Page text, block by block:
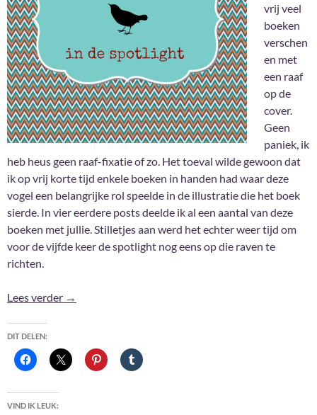
vrij veel
boeken
verschen
en met
een raaf
op de
cover.
Geen
paniek, ik
heb heus geen raaf-fixatie of zo. Het toeval wilde gewoon dat
ik op vrij korte tijd enkele boeken in handen had waar deze
vogel een belangrijke rol speelde in de illustratie die het boek
sierde. In vier eerdere posts deelde ik al een aantal van deze
boeken met jullie. Stilletjes aan werd het echter weer tijd om
voor de vijfde keer de spotlight nog eens op die raven te
richten.
Lees verder Raaf in de Spotlight #5
→
DIT DELEN:
VIND IK LEUK: